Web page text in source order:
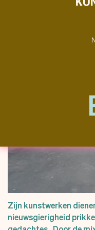
Zijn kunstwerken
nieuwsgierigheid